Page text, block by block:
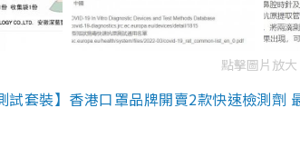
點擊圖片放大
試套裝】香港口罩品牌開賣2款快速檢測